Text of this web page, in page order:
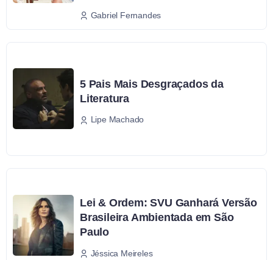
Gabriel Fernandes
5 Pais Mais Desgraçados da
Literatura
Lipe Machado
Lei & Ordem: SVU Ganhará Versão
Brasileira Ambientada em São
Paulo
Jéssica Meireles